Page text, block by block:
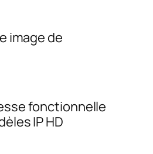
image de
fonctionnelle
IP HD